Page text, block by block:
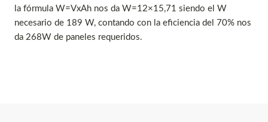
la fórmula W=VxAh nos da W=12×15,71 siendo el W
necesario de 189 W, contando con la eficiencia del 70% nos
da 268W de paneles requeridos.